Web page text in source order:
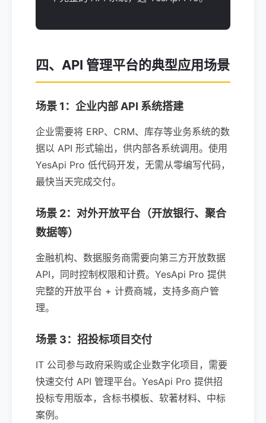
四、API 管理平台的典型应用场景
场景 1：企业内部 API 系统搭建
企业需要将 ERP、CRM、库存等业务系统的数
据以 API 形式输出，供内部各系统调用。使用
YesApi Pro 低代码开发，无需从零编写代码，
最快当天完成交付。
场景 2：对外开放平台（开放银行、聚合
数据等）
金融机构、数据服务商需要向第三方开放数据
API，同时控制权限和计费。YesApi Pro 提供
完整的开放平台 + 计费商城，支持多商户管
理。
场景 3：招投标项目交付
IT 公司参与政府采购或企业数字化项目，需要
快速交付 API 管理平台。YesApi Pro 提供招
投标专用版本，含标书模板、软著材料、中标
案例。